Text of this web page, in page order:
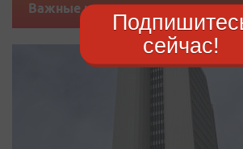
Важные новости
сейчас!